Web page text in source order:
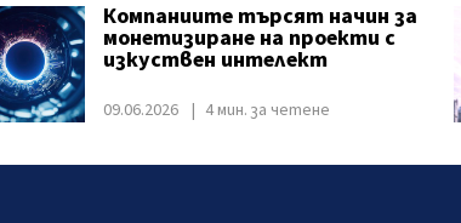
Компаниите търсят начин за
монетизиране на проекти с
изкуствен интелект
09.06.2026 4 мин. за четене